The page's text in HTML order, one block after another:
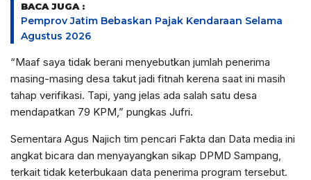
BACA JUGA :
Pemprov Jatim Bebaskan Pajak Kendaraan Selama
Agustus 2026
“Maaf saya tidak berani menyebutkan jumlah penerima
masing-masing desa takut jadi fitnah kerena saat ini masih
tahap verifikasi. Tapi, yang jelas ada salah satu desa
mendapatkan 79 KPM,” pungkas Jufri.
Sementara Agus Najich tim pencari Fakta dan Data media ini
angkat bicara dan menyayangkan sikap DPMD Sampang,
terkait tidak keterbukaan data penerima program tersebut.